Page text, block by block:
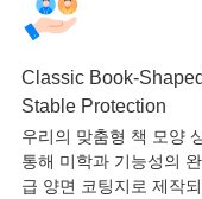
Classic Book-
Stable Protection
우리의 맞춤형 책 모양
통해 미학과 기능성의
급 양면 코팅지로 제작